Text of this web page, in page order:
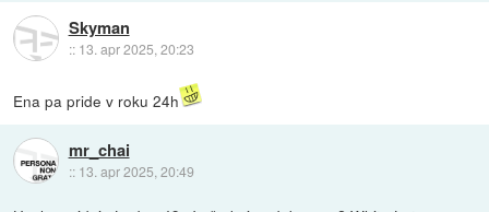
Skyman
:: 13. apr 2025, 20:23
Ena pa pride v roku 24h
mr_chai
:: 13. apr 2025, 20:49